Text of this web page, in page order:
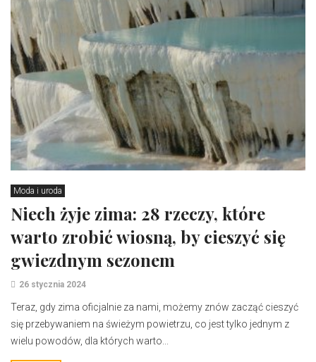
Moda i uroda
Niech żyje zima: 28 rzeczy, które
warto zrobić wiosną, by cieszyć się
gwiezdnym sezonem
26 stycznia 2024
Teraz, gdy zima oficjalnie za nami, możemy znów zacząć cieszyć
się przebywaniem na świeżym powietrzu, co jest tylko jednym z
wielu powodów, dla których warto...